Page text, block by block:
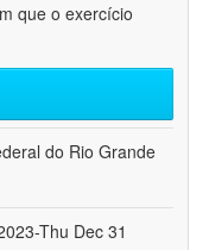
que o exercício
do Rio Grande
Thu Dec 31